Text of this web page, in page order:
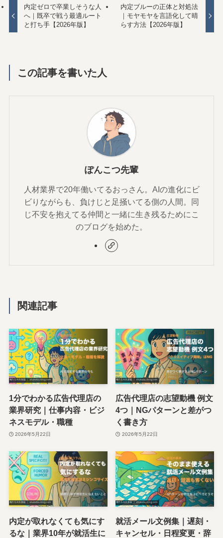
内定ゼロで卒業しそうな人
へ｜既卒で戦う最適ルート
と打ち手【2026年版】
内定ブルーの正体と対処法
｜モヤモヤを言語化して晴
らす方法【2026年版】
この記事を書いた人
ぽんこつ先輩
人材業界で20年働いてるおっさん。AIの進化にビ
ビりながらも、負けじと足掻いてる側の人間。同
じ不安を抱えてる仲間と一緒に生き残るためにこ
のブログを始めた。
関連記事
1分でわかる広告代理店の
業界研究｜仕事内容・ビジ
ネスモデル・職種
2026年5月22日
広告代理店の志望動機 例文
4つ｜NGパターンと差がつ
く書き方
2026年5月22日
内定が取れなくても気にす
るな｜業界10年が就活生に
就活メール文例集｜遅刻・
キャンセル・日程変更・辞